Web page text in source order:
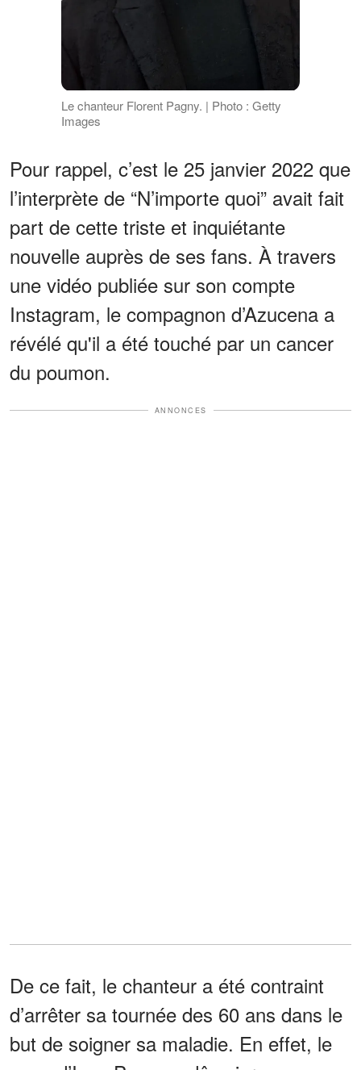
Le chanteur Florent Pagny. | Photo : Getty
Images
Pour rappel, c’est le 25 janvier 2022 que
l’interprète de “N’importe quoi” avait fait
part de cette triste et inquiétante
nouvelle auprès de ses fans. À travers
une vidéo publiée sur son compte
Instagram, le compagnon d’Azucena a
révélé qu'il a été touché par un cancer
du poumon.
ANNONCES
De ce fait, le chanteur a été contraint
d’arrêter sa tournée des 60 ans dans le
but de soigner sa maladie. En effet, le